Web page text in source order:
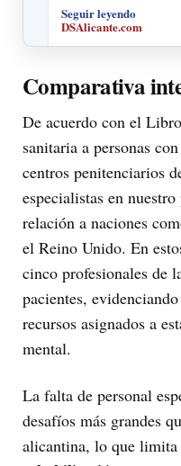
Seguir leyendo
DSAlicante.com
Comparativa
De acuerdo con el
sanitaria a personas
centros penitenciarios
especialistas en
relación a naciones
el Reino Unido. En
cinco profesionales de
pacientes,
recursos asignados a
mental.
La falta de personal
desafíos más grandes
alicantina, lo que limita